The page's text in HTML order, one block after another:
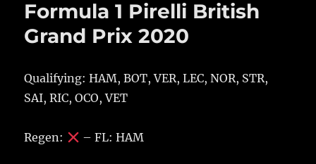
Formula 1 Pirelli British
Grand Prix 2020
Qualifying: HAM, BOT, VER, LEC, NOR, STR,
SAI, RIC, OCO, VET
Regen: – FL: HAM